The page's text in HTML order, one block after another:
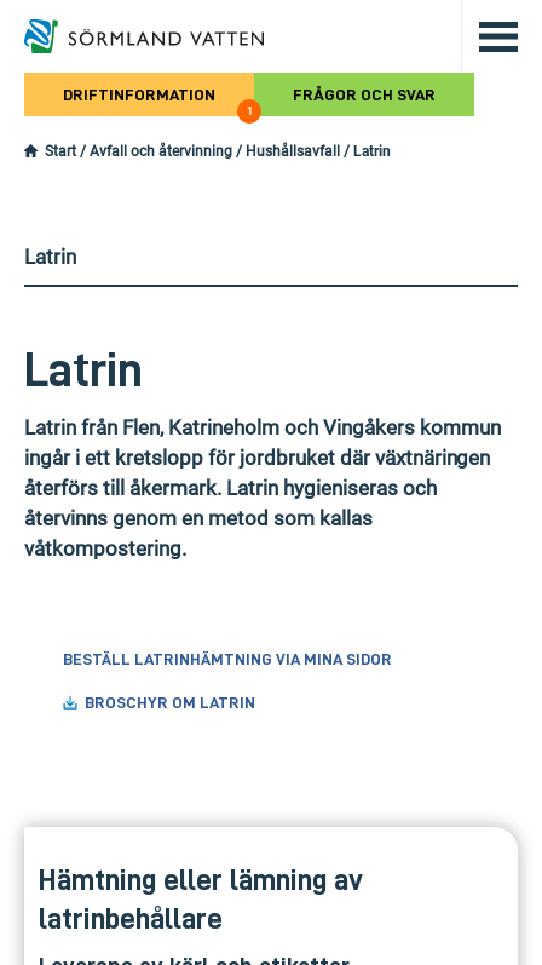
Hoppa till det huvudsakliga
DRIFTINFORMATION
1
FRÅGOR OCH SVAR
Start / Avfall och återvinning / Hushållsavfall / Latrin
Latrin
Latrin
Latrin från Flen, Katrineholm och Vingåkers kommun
ingår i ett kretslopp för jordbruket där växtnäringen
återförs till åkermark. Latrin hygieniseras och
återvinns genom en metod som kallas
våtkompostering.
BESTÄLL LATRINHÄMTNING VIA MINA SIDOR
BROSCHYR OM LATRIN
Hämtning eller lämning av
latrinbehållare